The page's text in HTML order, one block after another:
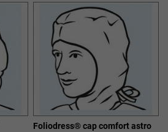
HINZUFÜGEN
Foliodress® cap comfort astro